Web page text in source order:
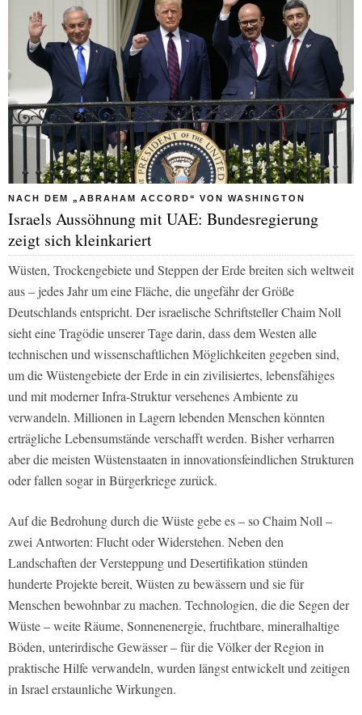
NACH DEM „ABRAHAM ACCORD“ VON WASHINGTON
Israels Aussöhnung mit UAE: Bundesregierung
zeigt sich kleinkariert
Wüsten, Trockengebiete und Steppen der Erde breiten sich weltweit
aus – jedes Jahr um eine Fläche, die ungefähr der Größe
Deutschlands entspricht. Der israelische Schriftsteller Chaim Noll
sieht eine Tragödie unserer Tage darin, dass dem Westen alle
technischen und wissenschaftlichen Möglichkeiten gegeben sind,
um die Wüstengebiete der Erde in ein zivilisiertes, lebensfähiges
und mit moderner Infra-Struktur versehenes Ambiente zu
verwandeln. Millionen in Lagern lebenden Menschen könnten
erträgliche Lebensumstände verschafft werden. Bisher verharren
aber die meisten Wüstenstaaten in innovationsfeindlichen Strukturen
oder fallen sogar in Bürgerkriege zurück.
Auf die Bedrohung durch die Wüste gebe es – so Chaim Noll –
zwei Antworten: Flucht oder Widerstehen. Neben den
Landschaften der Versteppung und Desertifikation stünden
hunderte Projekte bereit, Wüsten zu bewässern und sie für
Menschen bewohnbar zu machen. Technologien, die die Segen der
Wüste – weite Räume, Sonnenenergie, fruchtbare, mineralhaltige
Böden, unterirdische Gewässer – für die Völker der Region in
praktische Hilfe verwandeln, wurden längst entwickelt und zeitigen
in Israel erstaunliche Wirkungen.